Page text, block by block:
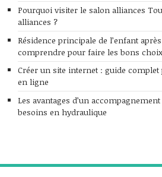
Pourquoi visiter le salon alliances
alliances ?
Résidence principale de l’enfant
comprendre pour faire les bons choix
Créer un site internet : guide
en ligne
Les avantages d’un
besoins en hydraulique